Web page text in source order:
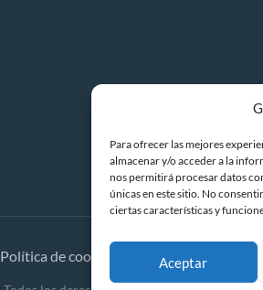
Para ofrecer las mejores
almacenar y/o acceder a la
nos permitirá procesar datos
únicas en este sitio. No
ciertas características y
Aceptar
Política de cookies